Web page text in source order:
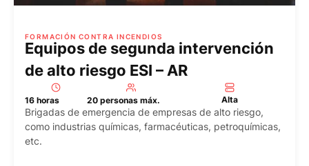
FORMACIÓN CONTRA INCENDIOS
Equipos de segunda intervención
de alto riesgo ESI – AR
16 horas 20 personas máx. Alta
Brigadas de emergencia de empresas de alto riesgo,
como industrias químicas, farmacéuticas, petroquímicas,
etc.